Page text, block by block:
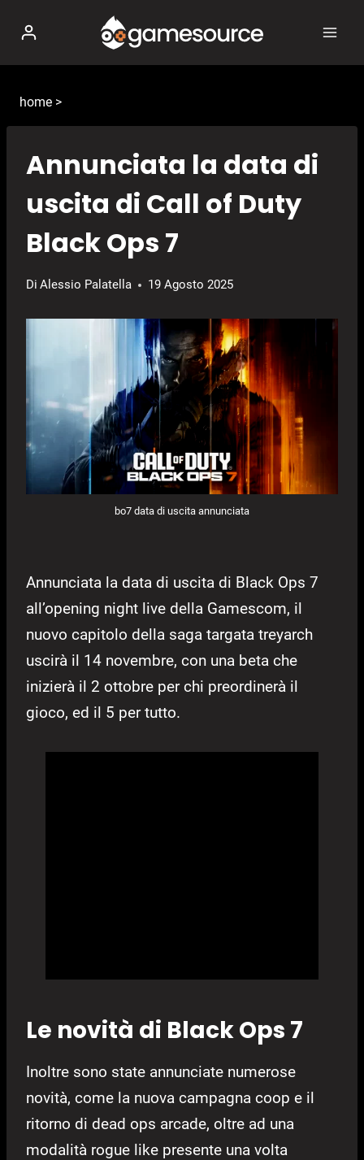
contenuto
home >
Annunciata la data di
uscita di Call of Duty
Black Ops 7
Di Alessio Palatella 19 Agosto 2025
bo7 data di uscita annunciata
Annunciata la data di uscita di Black Ops 7
all’opening night live della Gamescom, il
nuovo capitolo della saga targata treyarch
uscirà il 14 novembre, con una beta che
inizierà il 2 ottobre per chi preordinerà il
gioco, ed il 5 per tutto.
Le novità di Black Ops 7
Inoltre sono state annunciate numerose
novità, come la nuova campagna coop e il
ritorno di dead ops arcade, oltre ad una
modalità rogue like presente una volta